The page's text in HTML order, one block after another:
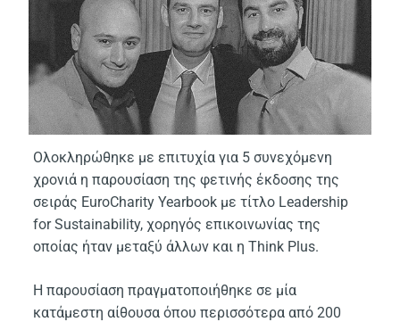
Ολοκληρώθηκε με επιτυχία για 5 συνεχόμενη
χρονιά η παρουσίαση της φετινής έκδοσης της
σειράς EuroCharity Yearbook με τίτλο Leadership
for Sustainability, χορηγός επικοινωνίας της
οποίας ήταν μεταξύ άλλων και η Think Plus.
Η παρουσίαση πραγματοποιήθηκε σε μία
κατάμεστη αίθουσα όπου περισσότερα από 200